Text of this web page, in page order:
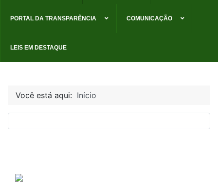
PORTAL DA TRANSPARÊNCIA COMUNICAÇÃO
LEIS EM DESTAQUE
Você está aqui: Início